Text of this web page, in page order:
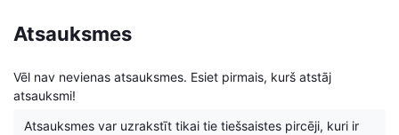
Atsauksmes
Vēl nav nevienas atsauksmes. Esiet pirmais, kurš atstāj
atsauksmi!
Atsauksmes var uzrakstīt tikai tie tiešsaistes pircēji, kuri ir